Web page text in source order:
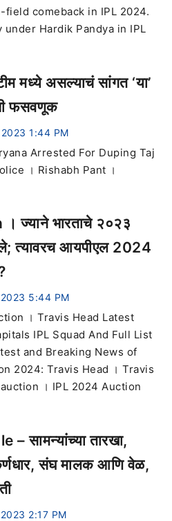
comeback in IPL 2024.
under Hardik Pandya in IPL
मध्ये असल्याचं सांगत ‘या’
फसवणूक
2023 1:44 PM
Arrested For Duping Taj
। Rishabh Pant ।
ज्याने भारताचे २०२३
त्यावरच आयपीएल 2024
2023 5:44 PM
। Travis Head Latest
IPL Squad And Full List
and Breaking News of
2024: Travis Head । Travis
। IPL 2024 Auction
सामन्यांच्या तारखा,
संघ मालक आणि वेळ,
2023 2:17 PM